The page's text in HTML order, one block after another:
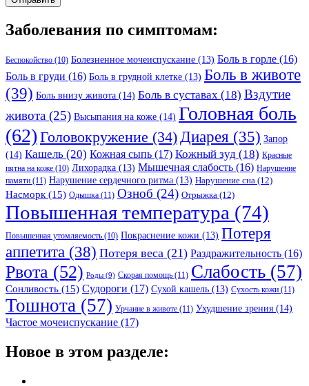
Заболевания по симптомам:
Беспокойство (10) Болезненное мочеиспускание (13) Боль в горле (16)
Боль в груди (16) Боль в грудной клетке (13) Боль в животе
(39) Боль внизу живота (14) Боль в суставах (18) Вздутие
живота (25) Высыпания на коже (14) Головная боль
(62) Головокружение (34) Диарея (35) Запор
(14) Кашель (20) Кожная сыпь (17) Кожный зуд (18) Красные
пятна на коже (10) Лихорадка (13) Мышечная слабость (16) Нарушение
памяти (11) Нарушение сердечного ритма (13) Нарушение сна (12)
Насморк (15) Одышка (11) Озноб (24) Отрыжка (12)
Повышенная температура (74)
Повышенная утомляемость (10) Покраснение кожи (13) Потеря
аппетита (38) Потеря веса (21) Раздражительность (16)
Рвота (52) Роды (9) Скорая помощь (11) Слабость (57)
Сонливость (15) Судороги (17) Сухой кашель (13) Сухость кожи (11)
Тошнота (57) Урчание в животе (11) Ухудшение зрения (14)
Частое мочеиспускание (17)
Новое в этом разделе: